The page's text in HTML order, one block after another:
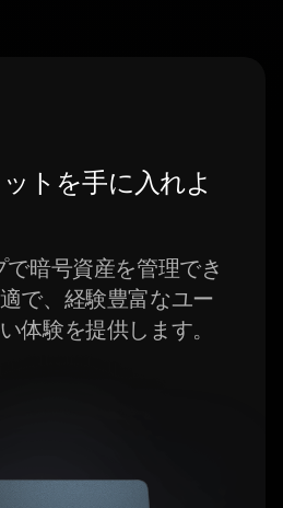
トを手に入れよ
で暗号資産を管理でき
で、経験豊富なユー
体験を提供します。